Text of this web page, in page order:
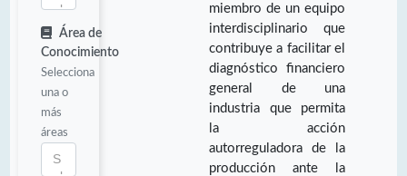
Área de
Conocimiento
Selecciona
una o
más
áreas
miembro de un equipo
interdisciplinario que
contribuye a facilitar el
diagnóstico financiero
general de una
industria que permita
la acción
autorreguladora de la
producción ante la